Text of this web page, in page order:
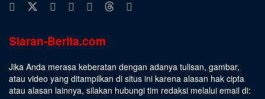
Siaran-Berita.com
Jika Anda merasa keberatan dengan adanya tulisan, gambar,
atau video yang ditampilkan di situs ini karena alasan hak cipta
atau alasan lainnya, silakan hubungi tim redaksi melalui email di: